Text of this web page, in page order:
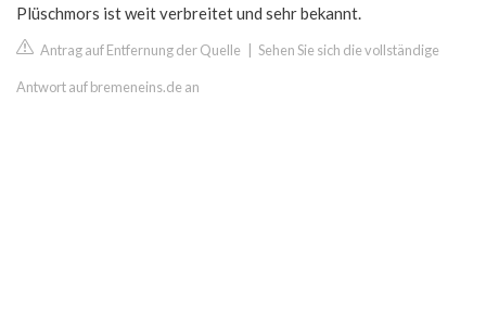
Plüschmors ist weit verbreitet und sehr bekannt.
Antrag auf Entfernung der Quelle Sehen Sie sich die vollständige
Antwort auf bremeneins.de an